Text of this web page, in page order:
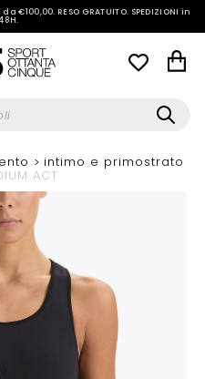
€100,00.RESO GRATUITO. SPEDIZIONI in
.
intimo e primostrato
ACT